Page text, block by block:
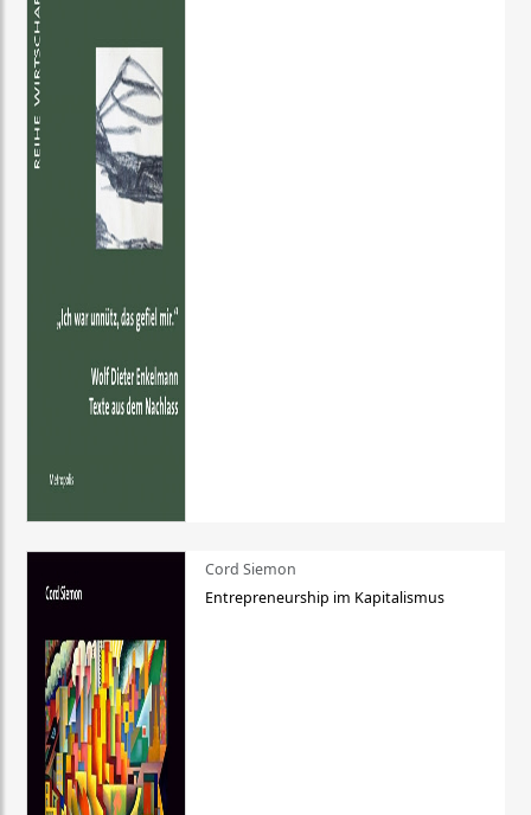
Cord Siemon
Entrepreneurship im Kapitalismus